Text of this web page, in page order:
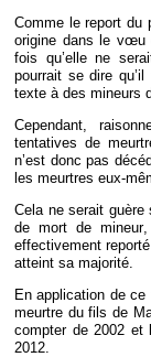
Comme le report du
origine dans le vœu
fois qu’elle ne
pourrait se dire
texte à des mineurs
Cependant,
tentatives de
n’est donc pas
les meurtres eux-
Cela ne serait guère
de mort de
effectivement
atteint sa majorité.
En application de
meurtre du fils de
compter de 2002 et
2012.